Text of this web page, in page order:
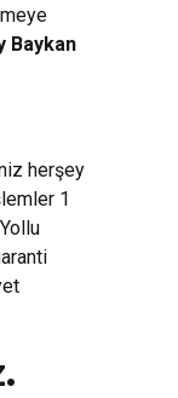
Baykan
herşey
1